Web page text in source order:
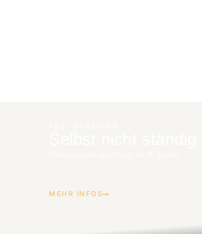
MEHR INFOS